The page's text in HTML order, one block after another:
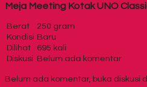
Meja Meeting Kotak UNO
Berat
250 gram
Kondisi Baru
Dilihat
695 kali
Diskusi
Belum ada komentar
Belum ada komentar, buka diskusi